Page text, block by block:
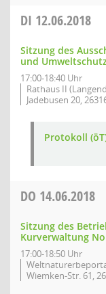
DI 12.06.2018
Sitzung des
und
17:00-18:40 Uhr
Rathaus II
Jadebusen 20,
Protokoll
DO 14.06.2018
Sitzung des
Kurverwaltung
17:00-18:50 Uhr
Wiemken-Str. 61,